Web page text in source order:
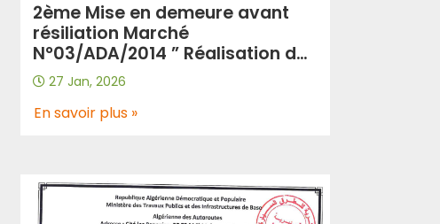
2ème Mise en demeure avant
résiliation Marché
N°03/ADA/2014 ” Réalisation des
installations et équipements
d’exploitation de l’Autoroute
Est-Ouest « lot Est » “.
27 Jan, 2026
En savoir plus »